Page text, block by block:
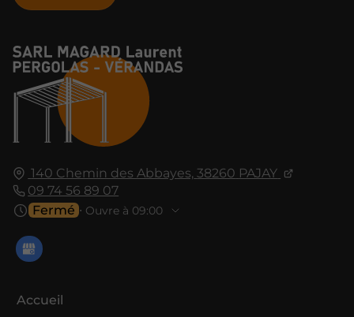
140 Chemin des Abbayes, 38260 PAJAY
09 74 56 89 07
Fermé ⋅ Ouvre à 09:00
Accueil